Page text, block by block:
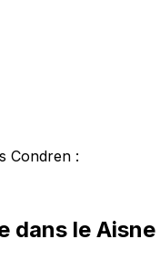
Condren :
dans le Aisne